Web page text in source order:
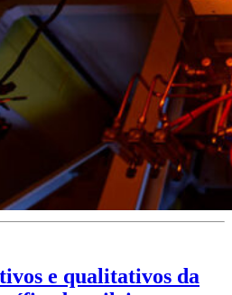
e qualitativos da